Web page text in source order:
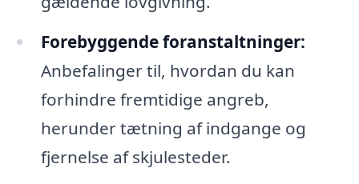
Forebyggende foranstaltninger:
Anbefalinger til, hvordan du kan
forhindre fremtidige angreb,
herunder tætning af indgange og
fjernelse af skjulesteder.